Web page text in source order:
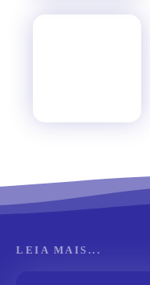
LEIA MAIS...